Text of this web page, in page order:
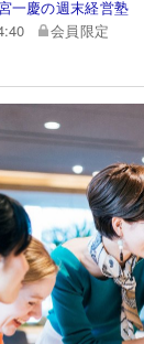
一慶の週末経営塾
会員限定